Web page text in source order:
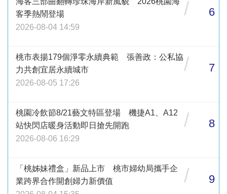
客季熱鬧登場
2026-08-04 14:59
/ 6
桃市表揚179個淨零永續典範 張善政：公私協
力共創宜居永續城市
2026-08-05 17:26
/ 7
桃園冷飲節8/21藝文特區登場 機捷A1、A12
站快閃店暖身活動即日搶先開跑
2026-08-06 16:29
/ 8
「桃姊妹禮盒」新品上市 桃市婦幼局攜手企
業跨界合作開創婦力新價值
/ 9